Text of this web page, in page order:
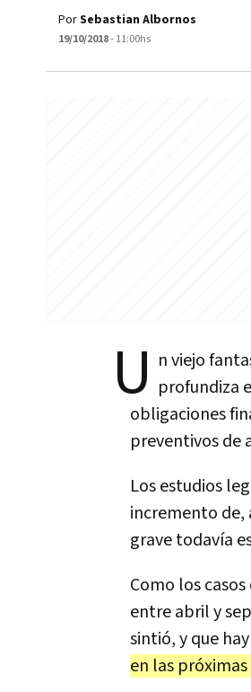
PorSebastian Albornos
19/10/2018- 11:00hs
U n viejo
profundiza
obligaciones
preventivos de
Los estudios
incremento de,
grave todavía
Como los
entre abril y
sintió, y que
en las